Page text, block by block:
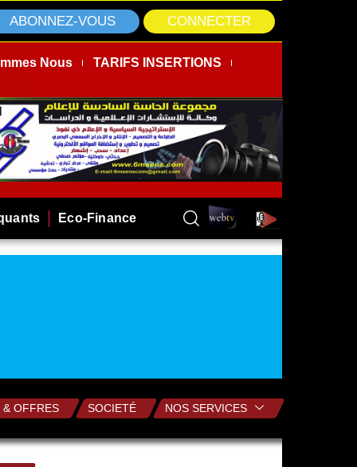
ABONNEZ-VOUS CONNECTER
Nous
TARIFS INSERTIONS
Eco-Finance
OFFRES SOCIETÉ
NOS SERVICES